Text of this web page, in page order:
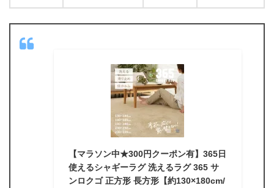
【マラソン中★300円クーポン有】365日
使えるシャギーラグ 洗えるラグ 365 サ
ンロクゴ 正方形 長方形【約130×180cm/